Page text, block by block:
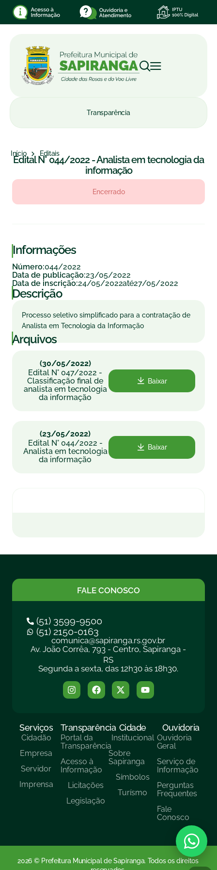
Transparência
Início Editais
Edital N° 044/2022 - Analista em tecnologia da
informação
Encerrado
|Informações
Número:044/2022
Data de publicação:23/05/2022
Data de inscrição:24/05/2022até27/05/2022
|Descrição
Processo seletivo simplificado para a contratação de
Analista em Tecnologia da Informação
|Arquivos
(30/05/2022)
Edital N° 047/2022 -
Classificação final de
analista em tecnologia
da informação
Baixar
(23/05/2022)
Edital N° 044/2022 -
Analista em tecnologia
da informação
Baixar
FALE CONOSCO
(51) 3599-9500
(51) 2150-0163
comunica@sapiranga.rs.gov.br
Av. João Corrêa, 793 - Centro, Sapiranga -
RS
Segunda a sexta, das 12h30 às 18h30.
Serviços
Cidadão
Empresa
Servidor
Imprensa
Transparência
Portal da
Transparência
Acesso à
Informação
Licitações
Legislação
Cidade
Institucional
Sobre
Sapiranga
Símbolos
Turísmo
Ouvidoria
Ouvidoria
Geral
Serviço de
Informação
Perguntas
Frequentes
Fale
Conosco
2026 © Prefeitura Municipal de Sapiranga. Todos os direitos